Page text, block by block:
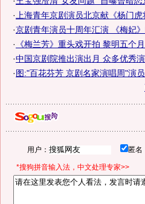
· 上海青年京剧演员北京献《杨门虎
·京剧青年演员十周年汇演 《梅妃
· 《梅兰芳》重头戏开拍 黎明五个
·中国京剧院推出演出月 众多优秀演
·图:"百花芬芳 京剧名家演唱周"演
用户： 匿
*搜狗拼音输入法，中文处理专家>>